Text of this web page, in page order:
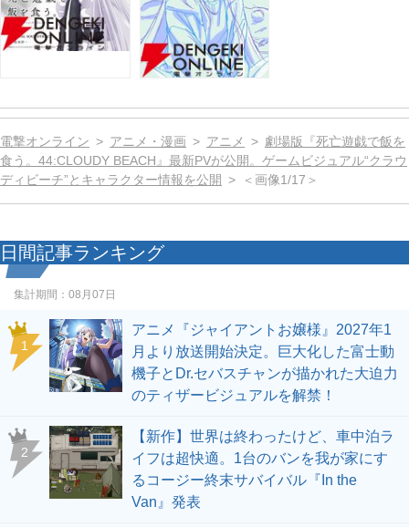
電撃オンライン アニメ・漫画 アニメ
劇場版『死亡遊戯で飯を
食う。44:CLOUDY BEACH』最新PVが公開。ゲームビジュアル“クラウ
ディビーチ”とキャラクター情報を公開
＜画像1/17＞
日間記事ランキング
集計期間： 08月07日
1
アニメ『ジャイアントお嬢様』2027年1
月より放送開始決定。巨大化した富士動
機子とDr.セバスチャンが描かれた大迫力
のティザービジュアルを解禁！
2
【新作】世界は終わったけど、車中泊ラ
イフは超快適。1台のバンを我が家にす
るコージー終末サバイバル『In the
Van』発表